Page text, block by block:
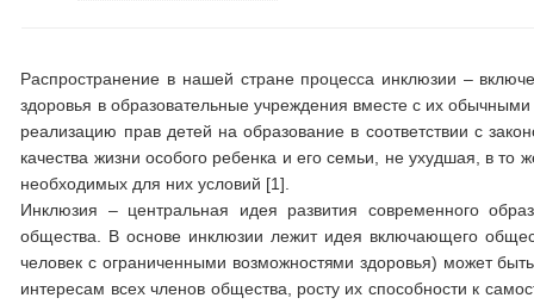
Распространение в нашей стране процесса инклюзии –
здоровья в образовательные учреждения вместе с их
реализацию прав детей на образование в соответствии с
качества жизни особого ребенка и его семьи, не ухудшая, в то
необходимых для них условий [1].
Инклюзия – центральная идея развития современного
общества. В основе инклюзии лежит идея включающего
человек с ограничен­ными возможностями здоровья) может
интересам всех членов общества, росту их способности к